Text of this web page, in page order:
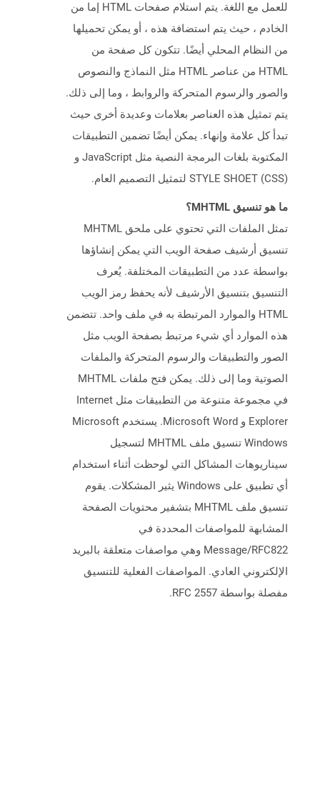
للعمل مع اللغة. يتم استلام صفحات HTML إما من
الخادم ، حيث يتم استضافة هذه ، أو يمكن تحميلها
من النظام المحلي أيضًا. تتكون كل صفحة من
HTML من عناصر HTML مثل النماذج والنصوص
والصور والرسوم المتحركة والروابط ، وما إلى ذلك.
يتم تمثيل هذه العناصر بعلامات وعديدة أخرى حيث
تبدأ كل علامة وإنهاء. يمكن أيضًا تضمين التطبيقات
المكتوبة بلغات البرمجة النصية مثل JavaScript و
STYLE SHOET (CSS) لتمثيل التصميم العام.
ما هو تنسيق MHTML؟
تمثل الملفات التي تحتوي على ملحق MHTML
تنسيق أرشيف صفحة الويب التي يمكن إنشاؤها
بواسطة عدد من التطبيقات المختلفة. يُعرف
التنسيق بتنسيق الأرشيف لأنه يحفظ رمز الويب
HTML والموارد المرتبطة به في ملف واحد. تتضمن
هذه الموارد أي شيء مرتبط بصفحة الويب مثل
الصور والتطبيقات والرسوم المتحركة والملفات
الصوتية وما إلى ذلك. يمكن فتح ملفات MHTML
في مجموعة متنوعة من التطبيقات مثل Internet
Explorer و Microsoft Word. يستخدم Microsoft
Windows تنسيق ملف MHTML لتسجيل
سيناريوهات المشاكل التي لوحظت أثناء استخدام
أي تطبيق على Windows يثير المشكلات. يقوم
تنسيق ملف MHTML بتشفير محتويات الصفحة
المشابهة للمواصفات المحددة في
Message/RFC822 وهي مواصفات متعلقة بالبريد
الإلكتروني العادي. المواصفات الفعلية للتنسيق
مفصلة بواسطة RFC 2557.